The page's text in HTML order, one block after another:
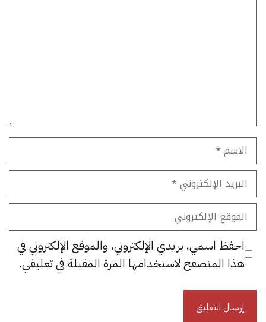
الاسم
البريد
الإلكتروني
الموقع
الإلكتروني
احفظ اسمي، بريدي الإلكتروني، والموقع الإلكتروني في
هذا المتصفح لاستخدامها المرة المقبلة في تعليقي.